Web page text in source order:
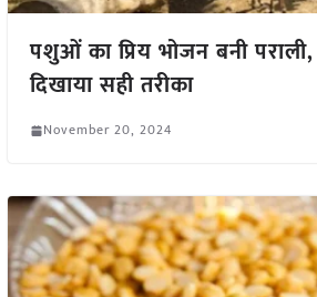
पशुओं का प्रिय भोजन बनी
दिखाया सही तरीका
November 20, 2024